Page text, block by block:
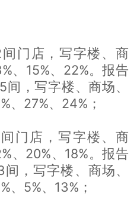
门店，写字楼、商
、15%、22%。报告
，写字楼、商场、
、27%、24%；
门店，写字楼、商
、20%、18%。报告
，写字楼、商场、
、5%、13%；